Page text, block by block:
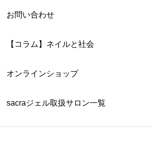
お問い合わせ
【コラム】ネイルと社会
オンラインショップ
sacraジェル取扱サロン一覧